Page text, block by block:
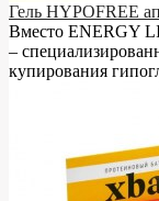
Гель HYPOFREE
Вместо ENERGY
–
купирования